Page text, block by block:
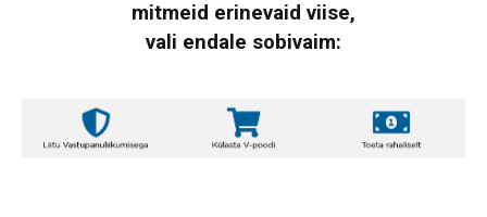
mitmeid erinevaid viise,
vali endale sobivaim: